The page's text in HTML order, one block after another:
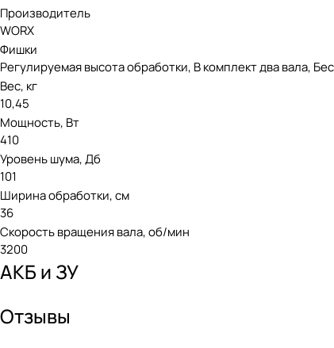
Производитель
WORX
Фишки
Регулируемая высота обработки, В комплект два вала,
Вес, кг
10,45
Мощность, Вт
410
Уровень шума, Дб
101
Ширина обработки, см
36
Скорость вращения вала, об/мин
3200
АКБ и ЗУ
Отзывы